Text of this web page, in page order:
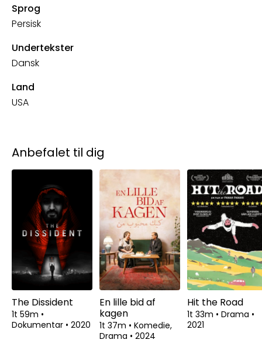
Sprog
Persisk
Undertekster
Dansk
Land
USA
Anbefalet til dig
The Dissident
1t 59m •
Dokumentar • 2020
En lille bid af
kagen
1t 37m • Komedie,
Drama • 2024
Hit the Road
1t 33m • Drama •
2021